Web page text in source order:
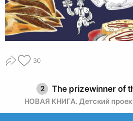
30
2 The prizewinner of
НОВАЯ КНИГА. Детский